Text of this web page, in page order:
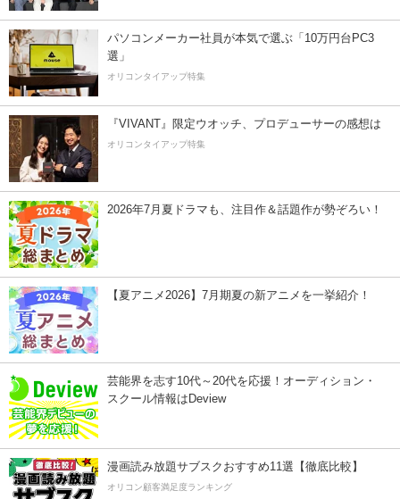
パソコンメーカー社員が本気で選ぶ「10万円台PC3
選」
オリコンタイアップ特集
『VIVANT』限定ウオッチ、プロデューサーの感想は
オリコンタイアップ特集
2026年7月夏ドラマも、注目作＆話題作が勢ぞろい！
【夏アニメ2026】7月期夏の新アニメを一挙紹介！
芸能界を志す10代～20代を応援！オーディション・
スクール情報はDeview
漫画読み放題サブスクおすすめ11選【徹底比較】
オリコン顧客満足度ランキング